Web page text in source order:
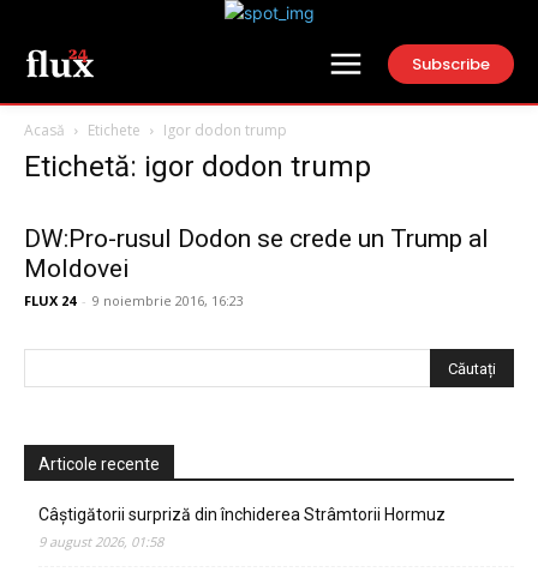
Subscribe
Acasă Etichete Igor dodon trump
Etichetă: igor dodon trump
DW:Pro-rusul Dodon se crede un Trump al
Moldovei
FLUX 24 - 9 noiembrie 2016, 16:23
Articole recente
Câștigătorii surpriză din închiderea Strâmtorii Hormuz
9 august 2026, 01:58